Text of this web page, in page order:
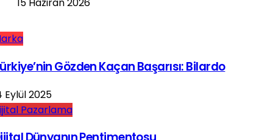
15 Haziran 2026
Gözden Kaçan Başarısı: Bilardo
Eylül 2025
Pazarlama